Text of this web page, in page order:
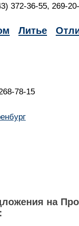
372-36-55, 269-
Литье
78-15
на